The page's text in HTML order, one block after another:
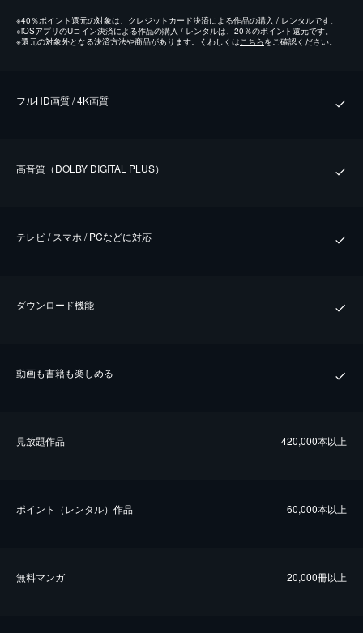
※40％ポイント還元の対象は、クレジットカード決済による作品の購入 / レンタルです。
※iOSアプリのUコイン決済による作品の購入 / レンタルは、20％のポイント還元です。
※還元の対象外となる決済方法や商品があります。くわしくは こちらをご確認ください。
フルHD画質 / 4K画質
⾼⾳質（DOLBY DIGITAL PLUS）
テレビ / スマホ / PCなどに対応
ダウンロード機能
動画も書籍も楽しめる
⾒放題作品 420,000本以上
ポイント（レンタル）作品 60,000本以上
無料マンガ 20,000冊以上